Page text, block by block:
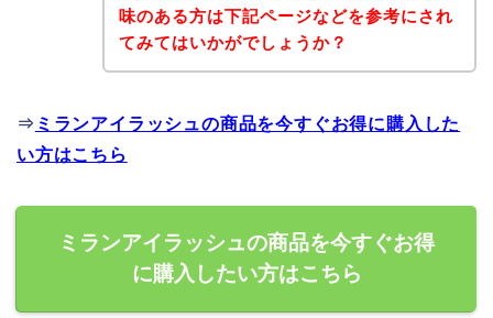
味のある方は下記ページなどを参考にされ
てみてはいかがでしょうか？
⇒ ミランアイラッシュの商品を今すぐお得に購入した
い方はこちら
ミランアイラッシュの商品を今すぐお得
に購入したい方はこちら